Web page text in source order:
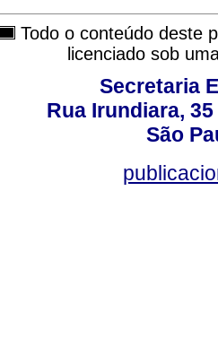
Todo o conteúdo deste
licenciado sob
Secretaria
Rua Irundiara,
São